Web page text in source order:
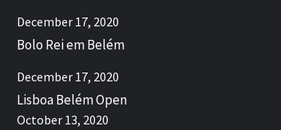
December 17, 2020
Bolo Rei em Belém
December 17, 2020
Lisboa Belém Open
October 13, 2020